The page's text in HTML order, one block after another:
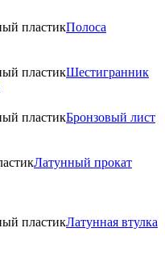
Полоса
Шестигранник
Бронзовый лист
Латунный прокат
Латунная втулка